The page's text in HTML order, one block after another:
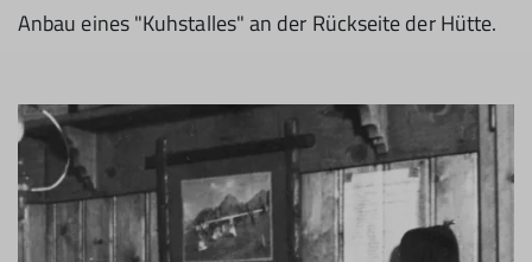
Anbau eines "Kuhstalles" an der Rückseite der Hütte.